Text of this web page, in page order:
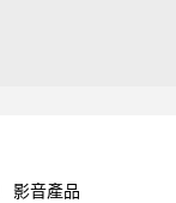
影音產品